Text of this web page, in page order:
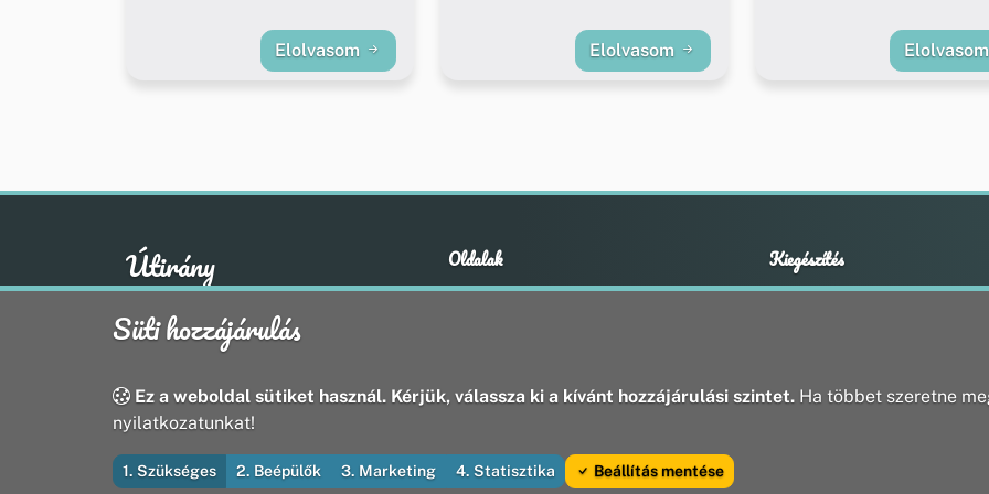
Elolvasom Elolvasom Elolvasom
Útirány Oldalak
Hírek
Kiegészítés
Adatvédelmi nyilatkozat
© 2026 Útirány Webmédia Bt. — Minden jog fenntartva
Süti hozzájárulás
Ez a weboldal sütiket használ. Kérjük, válassza ki a kívánt hozzájárulási szintet. Ha többet szeretne
nyilatkozatunkat!
1. Szükséges 2. Beépülők 3. Marketing 4. Statisztika Beállítás mentése